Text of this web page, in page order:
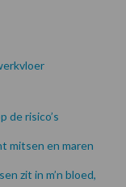
de risico’s
mitsen en maren
zit in m’n bloed,